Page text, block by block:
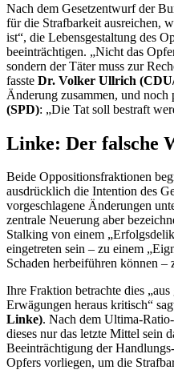
Nach dem Gesetzentwurf der
für die Strafbarkeit ausreichen,
ist“, die Lebensgestaltung des
beeinträchtigen. „Nicht das
sondern der Täter muss zur
fasste Dr. Volker Ullrich
Änderung zusammen, und noch
(SPD): „Die Tat soll bestraft
Linke: Der falsche
Beide Oppositionsfraktionen
ausdrücklich die Intention des
vorgeschlagene Änderungen
zentrale Neuerung aber
Stalking von einem
eingetreten sein – zu einem
Schaden herbeiführen können –
Ihre Fraktion betrachte dies
Erwägungen heraus kritisch“
Linke). Nach dem Ultima-
dieses nur das letzte Mittel sein
Beeinträchtigung der
Opfers vorliegen, um die